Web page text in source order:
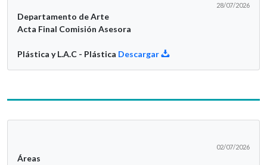
28/07/2026
Departamento de Arte
Acta Final Comisión Asesora
Plástica y L.A.C - Plástica Descargar
02/07/2026
Áreas